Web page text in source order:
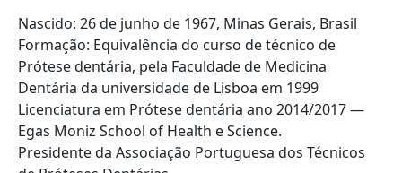
Nascido: 26 de junho de 1967, Minas Gerais, Brasil
Formação: Equivalência do curso de técnico de
Prótese dentária, pela Faculdade de Medicina
Dentária da universidade de Lisboa em 1999
Licenciatura em Prótese dentária ano 2014/2017 —
Egas Moniz School of Health e Science.
Presidente da Associação Portuguesa dos Técnicos